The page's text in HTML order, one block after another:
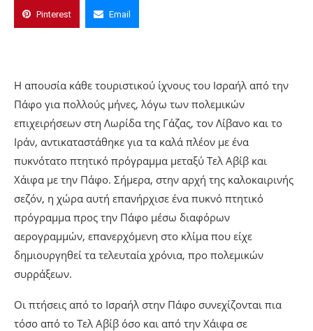
Pinterest Email
Η απουσία κάθε τουριστικού ίχνους του Ισραήλ από την
Πάφο για πολλούς μήνες, λόγω των πολεμικών
επιχειρήσεων στη Λωρίδα της Γάζας, τον Λίβανο και το
Ιράν, αντικαταστάθηκε για τα καλά πλέον με ένα
πυκνότατο πτητικό πρόγραμμα μεταξύ Τελ Αβίβ και
Χάιφα με την Πάφο. Σήμερα, στην αρχή της καλοκαιρινής
σεζόν, η χώρα αυτή επανήρχισε ένα πυκνό πτητικό
πρόγραμμα προς την Πάφο μέσω διαφόρων
αερογραμμών, επανερχόμενη στο κλίμα που είχε
δημιουργηθεί τα τελευταία χρόνια, προ πολεμικών
συρράξεων.
Οι πτήσεις από το Ισραήλ στην Πάφο συνεχίζονται πια
τόσο από το Τελ Αβίβ όσο και από την Χάιφα σε